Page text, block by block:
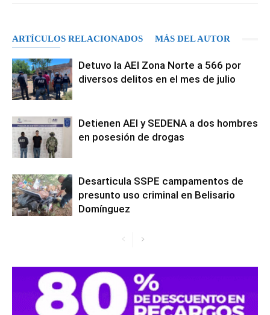
ARTÍCULOS RELACIONADOS MÁS DEL AUTOR
Detuvo la AEI Zona Norte a 566 por
diversos delitos en el mes de julio
Detienen AEI y SEDENA a dos hombres
en posesión de drogas
Desarticula SSPE campamentos de
presunto uso criminal en Belisario
Domínguez